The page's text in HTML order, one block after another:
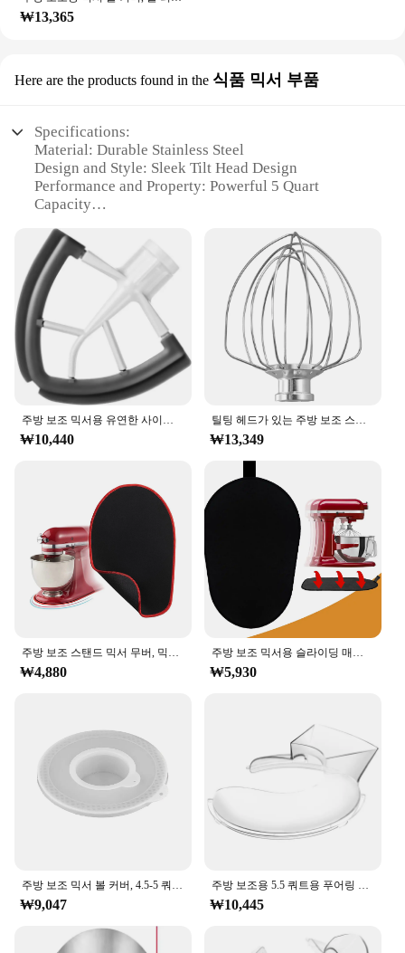
₩13,365
Here are the products found in the 식품 믹서 부품
Specifications:
Material: Durable Stainless Steel
Design and Style: Sleek Tilt Head Design
Performance and Property: Powerful 5 Quart
Capacity
Beater, and Wire Whip
Usage and Purpose: Versatile for Baking and
Mixing
Applicable Scenario: Ideal for Home and
Professional Kitchens
Features:
|Wholesale|Vendors|
**Unmatched Versatility and Power**
The KitchenAid 5Q Tilt Head Mixer is a
powerhouse in the kitchen, designed to handle a
wide range of tasks with ease. Whether you're
kneading dough, whipping cream, or mixing batters,
this mixer's robust 5 quart capacity ensures that you
can tackle large batches with confidence. The sleek
tilt head design not only looks stylish but also
provides easy access to the bowl and attachments,
making it a breeze to add ingredients or switch
between tasks.
**Engineered for Durability and Efficiency**
Crafted from high-quality stainless steel, this mixer
is built to last. The durable construction ensures that
it can withstand the rigors of frequent use, while the
are all made from durable materials, designed to
stand up to the toughest mixing tasks. This mixer is
not just a tool; it's an investment in your kitchen's
efficiency and longevity.
**A Mixer for Every Baker and Chef**
Whether you're a seasoned baker or a professional
range of culinary applications, from kneading bread
dough to whipping up light and fluffy meringues.
The mixer's compact size makes it a perfect fit for
any kitchen, from home to commercial settings.
주방 보조 믹서용 유연한 사이드 비터, 4.5-5 쿼트 틸트 헤드, 주방 믹서 패들 부착, 실리콘 사이드 볼 스크레이퍼 포함
₩10,440
틸팅 헤드가 있는 주방 보조 스탠드 믹서용 거품기 부착물, 스테인레스 스틸 에그 크림 교반기, 교체 K45WW
₩13,349
주방 보조 스탠드 믹서 무버, 믹서 슬라이더 패드, 주방 보조 냄비 매트 액세서리, 주방 보조 장인과 호환 가능
₩4,880
주방 보조 믹서용 슬라이딩 매트, 무버 슬라이더 매트 패드 스탠드 믹서, 주방 가전 슬라이더 매트 호환 주방 액세서리
₩5,930
주방 보조 믹서 볼 커버, 4.5-5 쿼트 틸트 헤드 스탠드, 믹서 볼 커버 뚜껑, 1 개, 2 개
₩9,047
주방 보조용 5.5 쿼트용 푸어링 실드, 스테인레스 스틸 보울 리프트 스탠드, 믹서 액세서리, 스플래시 가드, 6, 7, 8 Qt
₩10,445